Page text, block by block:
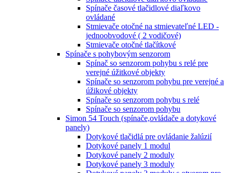
Spínače časové tlačidlové diaľkovo
ovládané
Stmievače otočné na stmievateľné LED -
jednoobvodové ( 2 vodičové)
Stmievače otočné tlačítkové
Spínače s pohybovým senzorom
Spínač so senzorom pohybu s relé pre
verejné úžitkové objekty
Spínače so senzorom pohybu pre verejné a
úžikové objekty
Spínače so senzorom pohybu s relé
Spínače so senzorom pohybu
Simon 54 Touch (spínače,ovládače a dotykové
panely)
Dotykové tlačidlá pre ovládanie žalúzií
Dotykové panely 1 modul
Dotykové panely 2 moduly
Dotykové panely 3 moduly